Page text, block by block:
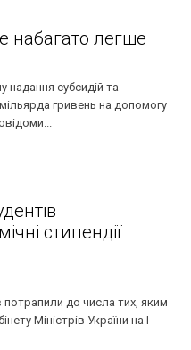
набагато легше
надання субсидій та
гривень на допомогу
стипендії
потрапили до числа тих, яким
Міністрів України на I